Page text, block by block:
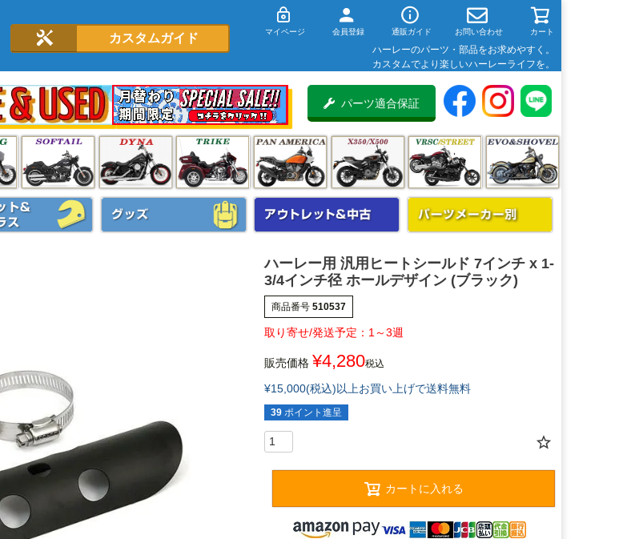
カスタムガイド マイページ 会員登録 通販ガイド お問い合わせ カート
ハーレーのパーツ・部品をお求めやすく。
カスタムでより楽しいハーレーライフを。
パーツ適合保証
ハーレー用 汎用ヒートシールド 7インチ x 1-
3/4インチ径 ホールデザイン (ブラック)
商品番号 510537
1～3週
販売価格 ¥4,280税込
¥15,000(税込)以上お買い上げで送料無料
39 ポイント進呈
カートに入れる